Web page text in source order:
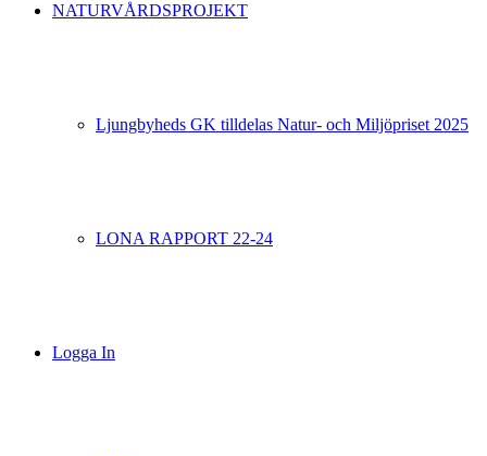
NATURVÅRDSPROJEKT
Ljungbyheds GK tilldelas Natur- och Miljöpriset 2025
LONA RAPPORT 22-24
Logga In